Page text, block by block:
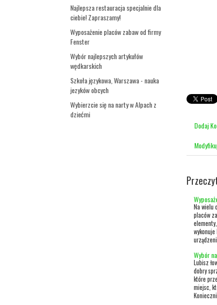
Najlepsza restauracja specjalnie dla
ciebie! Zapraszamy!
Wyposażenie placów zabaw od firmy
Fenster
Wybór najlepszych artykułów
wędkarskich
Szkoła językowa, Warszawa - nauka
jezyków obcych
Wybierzcie się na narty w Alpach z
dziećmi
Dodaj
Na wielu
placów
Wybór
Lubisz
dobry
które
miejsc,